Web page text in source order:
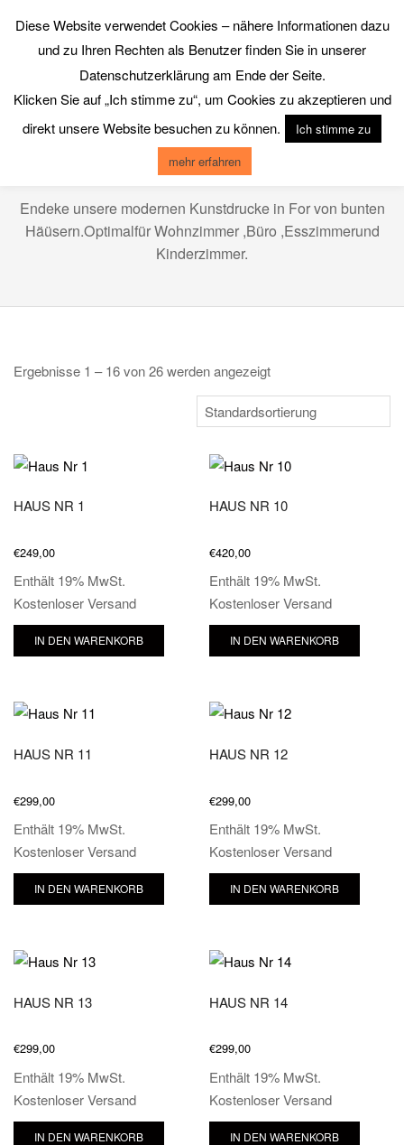
content GALERIE CHROMIK
Primary
Navigation
Menu
BUNTE HÄUSER
Endeke unsere modernen Kunstdrucke in For von bunten
Häüsern.Optimalfür Wohnzimmer ,Büro ,Esszimmerund
Kinderzimmer.
Ergebnisse 1 – 16 von 26 werden angezeigt
HAUS NR 1
€249,00
Enthält 19% MwSt.
Kostenloser Versand
IN DEN WARENKORB
HAUS NR 10
€420,00
Enthält 19% MwSt.
Kostenloser Versand
IN DEN WARENKORB
HAUS NR 11
€299,00
Enthält 19% MwSt.
Kostenloser Versand
IN DEN WARENKORB
HAUS NR 12
€299,00
Enthält 19% MwSt.
Kostenloser Versand
IN DEN WARENKORB
HAUS NR 13
€299,00
Enthält 19% MwSt.
Kostenloser Versand
IN DEN WARENKORB
HAUS NR 14
€299,00
Enthält 19% MwSt.
Kostenloser Versand
IN DEN WARENKORB
Diese Website verwendet Cookies – nähere Informationen dazu
und zu Ihren Rechten als Benutzer finden Sie in unserer
Datenschutzerklärung am Ende der Seite.
Klicken Sie auf „Ich stimme zu“, um Cookies zu akzeptieren und
direkt unsere Website besuchen zu können.
Ich stimme zu
mehr erfahren